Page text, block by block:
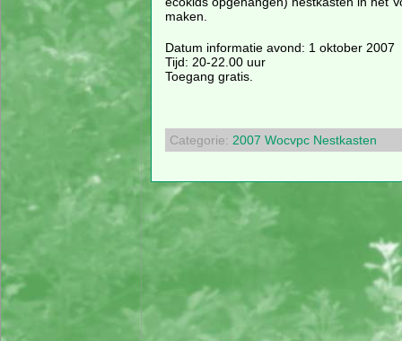
maken.
Datum informatie avond: 1 oktober 2007
Tijd: 20-22.00 uur
Toegang gratis.
Categorie: 2007 Wocvpc Nestkasten